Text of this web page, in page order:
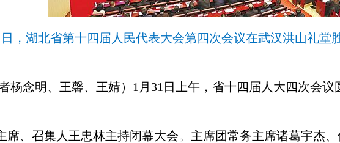
日，湖北省第十四届人民代表大会第四次会议在武汉洪山礼堂
杨念明、王馨、王婧）1月31日上午，省十四届人大四次会议
席、召集人王忠林主持闭幕大会。主席团常务主席诸葛宇杰